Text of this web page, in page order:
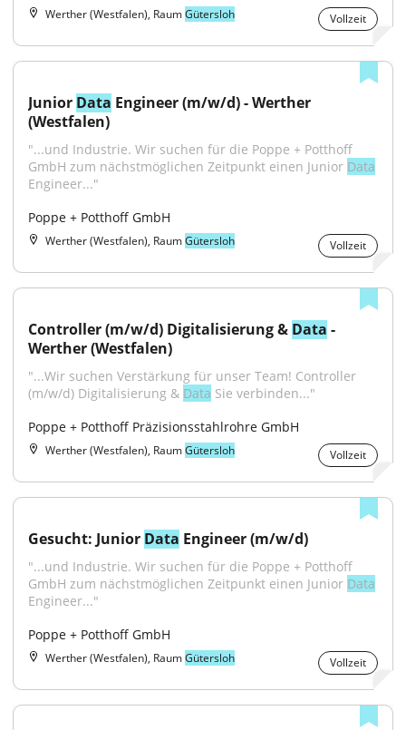
Werther (Westfalen), RaumGütersloh Vollzeit
Junior Data Engineer (m/w/d) - Werther
(Westfalen)
"...und Industrie. Wir suchen für die Poppe + Potthoff
GmbH zum nächstmöglichen Zeitpunkt einen Junior Data
Engineer..."
Poppe + Potthoff GmbH
Werther (Westfalen), RaumGütersloh Vollzeit
Controller (m/w/d) Digitalisierung & Data -
Werther (Westfalen)
"...Wir suchen Verstärkung für unser Team! Controller
(m/w/d) Digitalisierung & Data Sie verbinden..."
Poppe + Potthoff Präzisionsstahlrohre GmbH
Werther (Westfalen), RaumGütersloh Vollzeit
Gesucht: Junior Data Engineer (m/w/d)
"...und Industrie. Wir suchen für die Poppe + Potthoff
GmbH zum nächstmöglichen Zeitpunkt einen Junior Data
Engineer..."
Poppe + Potthoff GmbH
Werther (Westfalen), RaumGütersloh Vollzeit